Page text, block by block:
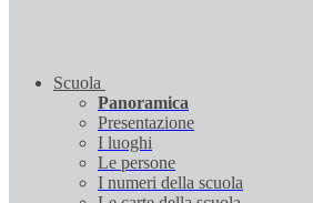
Scuola
Panoramica
Presentazione
I luoghi
Le persone
I numeri della scuola